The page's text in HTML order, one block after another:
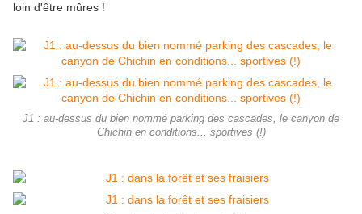
loin d'être mûres !
J1 : au-dessus du bien nommé parking des cascades, le canyon de
Chichin en conditions... sportives (!)